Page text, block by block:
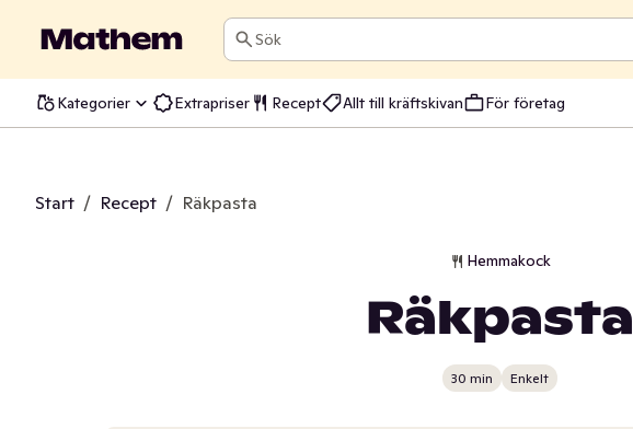
Sök
Kategorier Extrapriser Recept Allt till kräftskivan För företag
Start / Recept / Räkpasta
Hemmakock
Räkpasta
30 min Enkelt